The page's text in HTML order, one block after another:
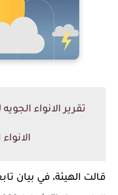
تقرير الانواء
قالت الهيئة، في بيان